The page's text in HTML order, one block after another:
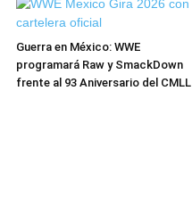
Guerra en México: WWE
programará Raw y SmackDown
frente al 93 Aniversario del CMLL